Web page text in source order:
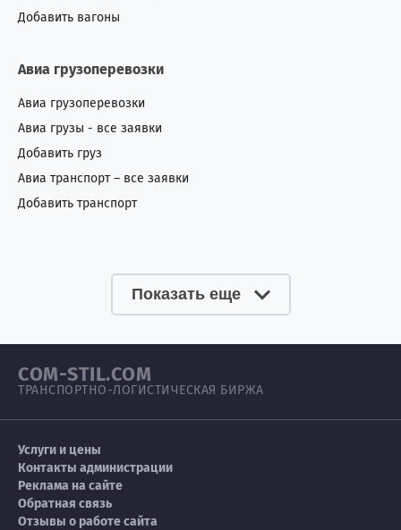
Добавить вагоны
Авиа грузоперевозки
Авиа грузоперевозки
Авиа грузы - все заявки
Добавить груз
Авиа транспорт – все заявки
Добавить транспорт
Показать еще
COM-STIL.COM
ТРАНСПОРТНО-ЛОГИСТИЧЕСКАЯ БИРЖА
Услуги и цены
Контакты администрации
Реклама на сайте
Обратная связь
Отзывы о работе сайта